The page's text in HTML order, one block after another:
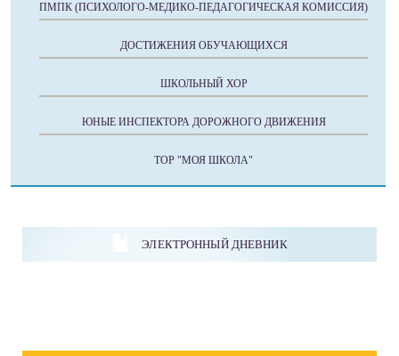
ПМПК (ПСИХОЛОГО-МЕДИКО-ПЕДАГОГИЧЕСКАЯ КОМИССИЯ)
ДОСТИЖЕНИЯ ОБУЧАЮЩИХСЯ
ШКОЛЬНЫЙ ХОР
ЮНЫЕ ИНСПЕКТОРА ДОРОЖНОГО ДВИЖЕНИЯ
ТОР "МОЯ ШКОЛА"
ЭЛЕКТРОННЫЙ ДНЕВНИК